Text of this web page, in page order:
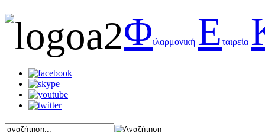
Φιλαρμονική Εταιρεία